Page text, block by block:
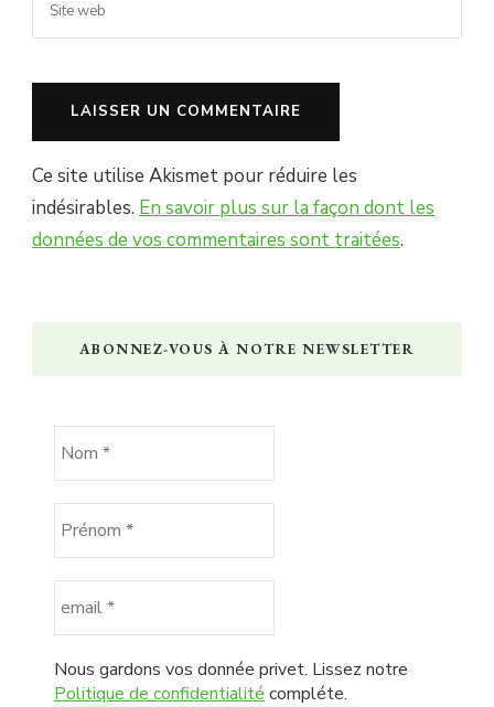
Ce site utilise Akismet pour réduire les
indésirables. En savoir plus sur la façon dont les
données de vos commentaires sont traitées.
ABONNEZ-VOUS À NOTRE NEWSLETTER
Nous gardons vos donnée privet. Lissez notre
Politique de confidentialité compléte.